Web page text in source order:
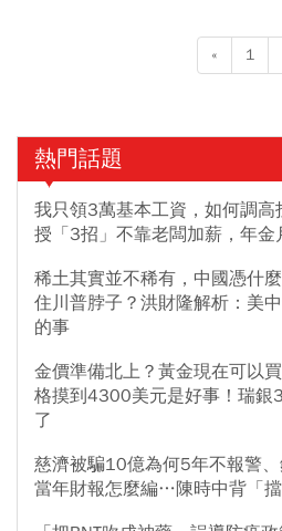
« 1
熱門話題
我只領3萬基本工資，如何調
授「3招」不靠老闆加薪，年
稀土其實並不稀有，中國憑什
住川普脖子？洪財隆解析：美
的事
金價準備北上？黃金現在可以
格摸到4300美元是好事！瑞銀
了
慈濟被騙10億為何5年不報警、
當年財報怎麼編…陳時中背「